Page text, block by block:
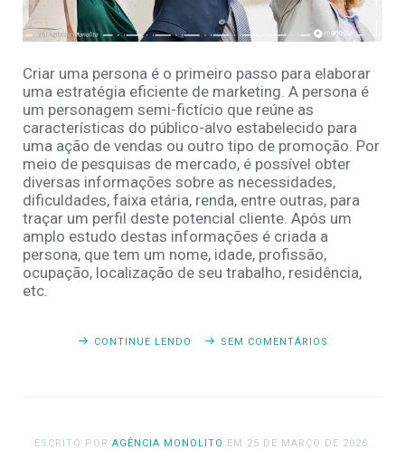
Criar uma persona é o primeiro passo para elaborar
uma estratégia eficiente de marketing. A persona é
um personagem semi-fictício que reúne as
características do público-alvo estabelecido para
uma ação de vendas ou outro tipo de promoção. Por
meio de pesquisas de mercado, é possível obter
diversas informações sobre as necessidades,
dificuldades, faixa etária, renda, entre outras, para
traçar um perfil deste potencial cliente. Após um
amplo estudo destas informações é criada a
persona, que tem um nome, idade, profissão,
ocupação, localização de seu trabalho, residência,
etc.
CONTINUE LENDO SEM COMENTÁRIOS
ESCRITO POR AGÊNCIA MONOLITO EM 25 DE MARÇO DE 2026